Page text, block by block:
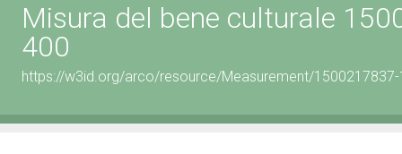
Misura del bene culturale
400
https://w3id.org/arco/resource/Measurement/1500217837-